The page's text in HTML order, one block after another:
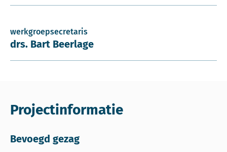
werkgroepsecretaris
drs. Bart Beerlage
Projectinformatie
Bevoegd gezag